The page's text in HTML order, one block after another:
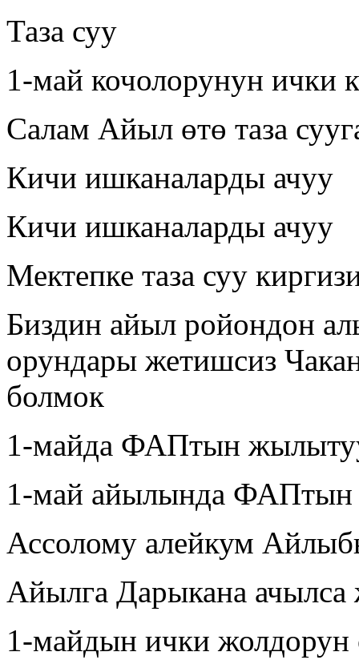
Таза суу
1-май кочолорунун ички
Салам Айыл өтө таза
Кичи ишканаларды ачуу
Кичи ишканаларды ачуу
Мектепке таза суу
Биздин айыл ройондон
орундары жетишсиз
болмок
1-майда ФАПтын
1-май айылында ФАПтын
Ассолому алейкум
Айылга Дарыкана
1-майдын ички жолдорун